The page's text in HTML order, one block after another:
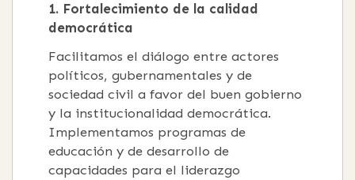
1. Fortalecimiento de la calidad
democrática
Facilitamos el diálogo entre actores
políticos, gubernamentales y de
sociedad civil a favor del buen gobierno
y la institucionalidad democrática.
Implementamos programas de
educación y de desarrollo de
capacidades para el liderazgo